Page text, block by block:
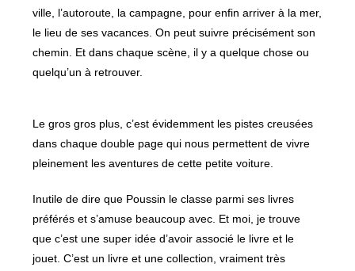
ville, l’autoroute, la campagne, pour enfin arriver à la mer,
le lieu de ses vacances. On peut suivre précisément son
chemin. Et dans chaque scène, il y a quelque chose ou
quelqu’un à retrouver.
Le gros gros plus, c’est évidemment les pistes creusées
dans chaque double page qui nous permettent de vivre
pleinement les aventures de cette petite voiture.
Inutile de dire que Poussin le classe parmi ses livres
préférés et s’amuse beaucoup avec. Et moi, je trouve
que c’est une super idée d’avoir associé le livre et le
jouet. C’est un livre et une collection, vraiment très